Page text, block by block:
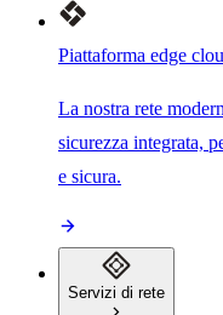
Piattaforma edge
La nostra rete
sicurezza integrata,
e sicura.
Servizi di rete